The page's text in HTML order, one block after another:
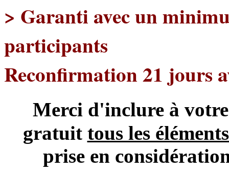
> Garanti avec un
participants
Reconfirmation 21 jours
Merci d'inclure à
gratuit tous les
prise en